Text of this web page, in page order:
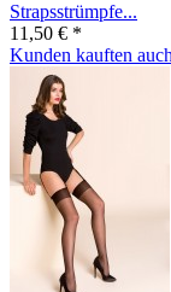
Strapsstrümpfe...
11,50 € *
Kunden kauften auch